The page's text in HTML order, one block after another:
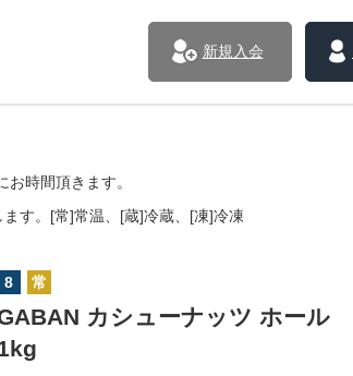
新規入会
お時間頂きます。
す。[常]常温、[蔵]冷蔵、[凍]冷凍
8 常
カシューナッツ ホール